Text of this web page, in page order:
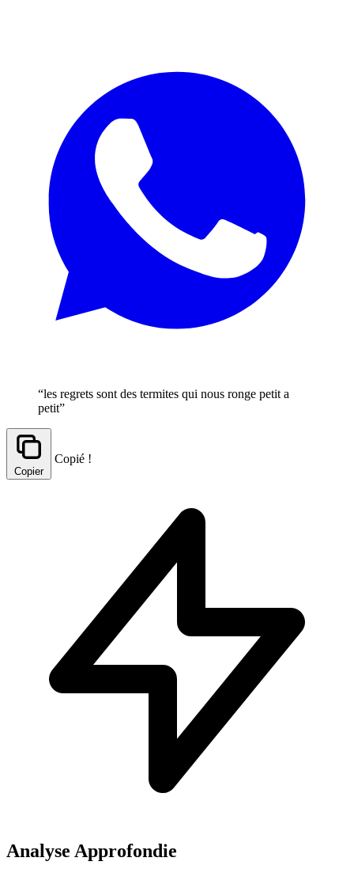
“les regrets sont des termites qui nous ronge petit a
petit”
Copier
Copié !
Analyse Approfondie